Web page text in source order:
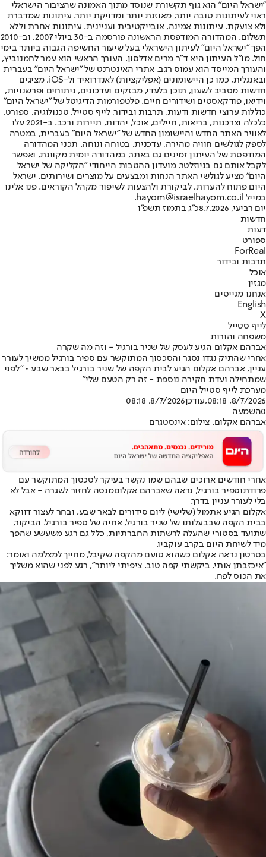
"ישראל היום" הוא גוף תקשורת שנוסד מתוך האמונה שהציבור הישראלי
ראוי לעיתונות טובה יותר, מאוזנת יותר ומדויקת יותר. עיתונות שמדברת
ולא צועקת. עיתונות אמינה, אובייקטיבית ועניינית. עיתונות אחרת וללא
תשלום. המהדורה המודפסת הראשונה פורסמה ב-30 ביולי 2007, וב-2010
הפך "ישראל היום" לעיתון הישראלי בעל שיעור החשיפה הגבוה ביותר בימי
חול. מו"ל העיתון היא ד"ר מרים אדלסון. העורך הראשי הוא עמר לחמנוביץ,
והעורך המייסד הוא עמוס רגב. אתרי האינטרנט של "ישראל היום" בעברית
ובאנגלית, כמו כן היישומונים (אפליקציות) לאנדרואיד ול-iOS, מציגים
חדשות מסביב לשעון, תוכן בלעדי, מבזקים ועדכונים, ניתוחים ופרשנויות,
וידיאו, פודקאסטים ושידורים חיים. פלטפורמות הדיגיטל של "ישראל היום"
כוללות ערוצי חדשות ודעות, תרבות ובידור, לייף סטייל, טכנולוגיה, ספורט,
כלכלה וצרכנות, בריאות, חיילים, אוכל, יהדות, תיירות ורכב. ב-2021 עלו
לאוויר האתר החדש והיישומון החדש של "ישראל היום" בעברית, במטרה
לספק לגולשים חוויה מהירה, עדכנית, בטוחה ונוחה. תכני המהדורה
המודפסת של העיתון זמינים גם באתר, במהדורה יומית מקוונת, ואפשר
לקבל אותם גם בניוזלטר. מועדון ההטבות הייחודי "הקליקה של ישראל
היום" מציע לגולשי האתר הנחות ומבצעים על מוצרים ושירותים. ישראל
היום פתוח להערות, לביקורת ולהצעות לשיפור מקהל הקוראים. פנו אלינו
במייל hayom@israelhayom.co.il.
יום רביעי, 8.7.2026
כ"ג בתמוז תשפ"ו
חדשות
דעות
ספורט
ForReal
תרבות ובידור
אוכל
מגזין
אנחנו מגייסים
English
X
לייף סטייל
משפחה והורות
אברהם אקלום הגיע לעסק של שניר בורגיל - וזה מה שקרה
אחרי שהתיק נגדו נסגר והסכסוך המתוקשר עם ספיר בורגיל ממשיך לעורר
עניין, אברהם אקלום הגיע לבית הקפה של שניר בורגיל בבאר שבע • "לפני
שמתחילה ועדת חקירה נוספת - זה רק הטעם שלי"
מערכת לייף סטייל היום
8/7/2026, 08:18
,עודכן8/7/2026, 08:18
0השמעה
אברהם אקלום. צילום: אינסטגרם
אחרי חודשים ארוכים שבהם שמו נקשר בעיקר לסכסוך המתוקשר עם
פרודתוספיר בורגיל, נראה שאברהם אקלוםמנסה לחזור לשגרה - אבל לא
בלי לעורר עניין בדרך.
אקלום הגיע אתמול (שלישי) ליום סידורים לבאר שבע, ובחר לעצור דווקא
בבית הקפה שבבעלותו של שניר בורגיל, אחיה של ספיר בורגיל. הביקור,
שתועד בסטורי שהעלה לרשתות החברתיות, כלל גם רגע משעשע שהפך
מיד לשיחת היום בקרב עוקביו.
בסרטון נראה אקלום כשהוא טועם מהקפה שקיבל, מחייך למצלמה ואומר:
"איכזבתן אותי, ביקשתי קפה טוב. ציפיתי ליותר", רגע לפני שהוא משליך
את הכוס לפח.